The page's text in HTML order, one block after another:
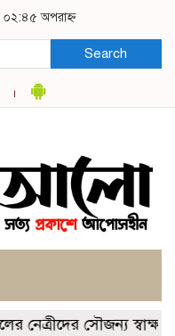
০২:৪৫ অপরাহ্ন
Search
সৌজন্য স্বাক্ষাৎ ;